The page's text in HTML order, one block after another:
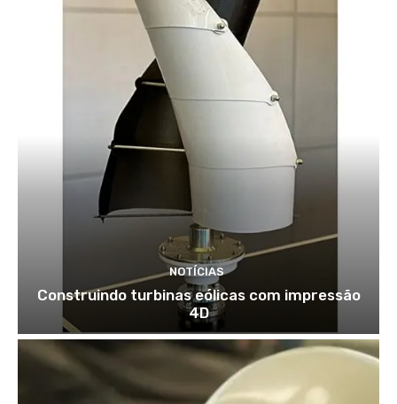
NOTÍCIAS
Construindo turbinas eólicas com impressão
4D